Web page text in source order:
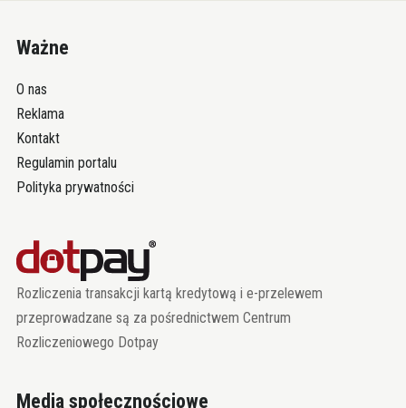
Ważne
O nas
Reklama
Kontakt
Regulamin portalu
Polityka prywatności
Rozliczenia transakcji kartą kredytową i e-przelewem
przeprowadzane są za pośrednictwem Centrum
Rozliczeniowego Dotpay
Media społecznościowe